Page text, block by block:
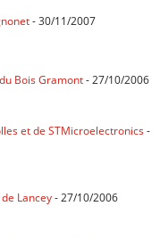
- 30/11/2007
Bois Gramont- 27/10/2006
et de STMicroelectronics-
Lancey- 27/10/2006